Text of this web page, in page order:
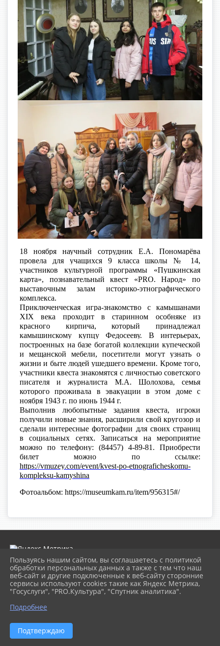
18 ноября научный сотрудник Е.А. Пономарёва
провела для учащихся 9 класса школы № 14,
участников культурной программы «Пушкинская
карта», познавательный квест «PRO. Народ» по
выставочным залам историко-этнографического
комплекса.
Приключенческая игра-знакомство с камышанами
XIX века проходит в старинном особняке из
красного кирпича, который принадлежал
камышинскому купцу Федосееву. В интерьерах,
построенных на базе богатой коллекции купеческой
и мещанской мебели, посетители могут узнать о
жизни и быте людей ушедшего времени. Кроме того,
участники квеста знакомятся с личностью советского
писателя и журналиста М.А. Шолохова, семья
которого проживала в эвакуации в этом доме с
ноября 1943 г. по июнь 1944 г.
Выполнив любопытные задания квеста, игроки
получили новые знания, расширили свой кругозор и
сделали интересные фотографии для своих страниц
в социальных сетях. Записаться на мероприятие
можно по телефону: (84457) 4-89-81. Приобрести
билет можно по ссылке:
https://vmuzey.com/event/kvest-po-etnograficheskomu-
kompleksu-kamyshina
Фотоальбом: https://museumkam.ru/item/956315#/
2026 г. museumkam.ru
Вход
Карта сайта
Политика обработки персональных данных
Сделано на KubCMS
Разработка и поддержка
Пользуясь нашим сайтом, вы соглашаетесь с политикой
обработки персональных данных а также с тем что наш
веб-сайт и другие подключенные к веб-сайту сторонние
сервисы используют cookies такие как Яндекс Метрика,
"Госуслуги", "PRO.Культура", "Спутник аналитика".
Подробнее
Подтверждаю